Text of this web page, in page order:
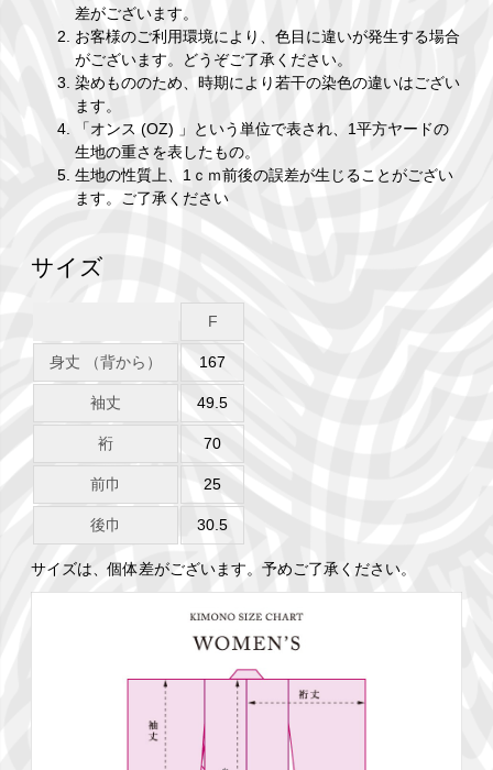
差がございます。
お客様のご利用環境により、色目に違いが発生する場合
がございます。どうぞご了承ください。
染めもののため、時期により若干の染色の違いはござい
ます。
「オンス (OZ) 」という単位で表され、1平方ヤードの
生地の重さを表したもの。
生地の性質上、1ｃｍ前後の誤差が生じることがござい
ます。ご了承ください
サイズ
F
身丈 （背から） 167
袖丈 49.5
裄 70
前巾 25
後巾 30.5
サイズは、個体差がございます。予めご了承ください。